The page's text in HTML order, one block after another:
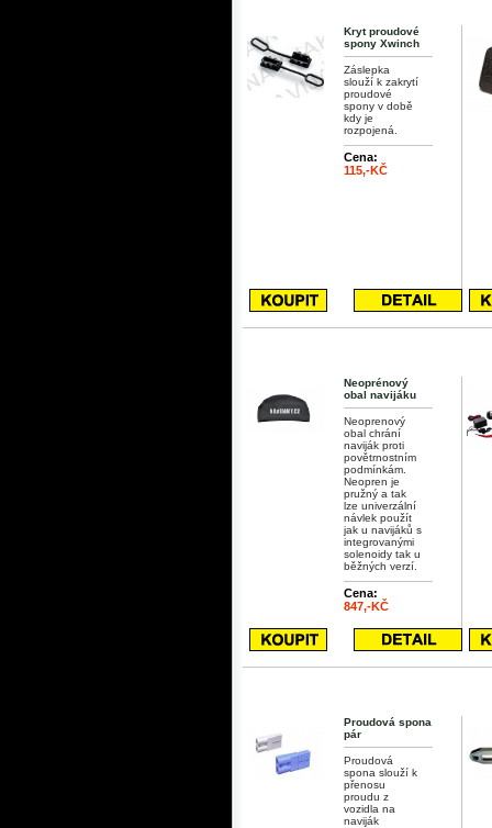
Kryt proudové
spony Xwinch
Záslepka
slouží k zakrytí
proudové
spony v době
kdy je
rozpojená.
Cena:
115,-KČ
Neoprénový
obal navijáku
Neoprenový
obal chrání
naviják proti
povětrnostním
podmínkám.
Neopren je
pružný a tak
lze univerzální
návlek použít
jak u navijáků s
integrovanými
solenoidy tak u
běžných verzí.
Cena:
847,-KČ
Proudová spona
pár
Proudová
spona slouží k
přenosu
proudu z
vozidla na
naviják